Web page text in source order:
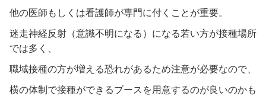
他の医師もしくは看護師が専門に付くことが重要。
迷走神経反射（意識不明になる）になる若い方が接種場所
では多く、
職域接種の方が増える恐れがあるため注意が必要なので、
横の体制で接種ができるブースを用意するのが良いのかも